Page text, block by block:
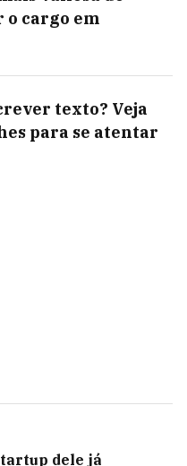
cargo em
texto? Veja
para se atentar
dele já